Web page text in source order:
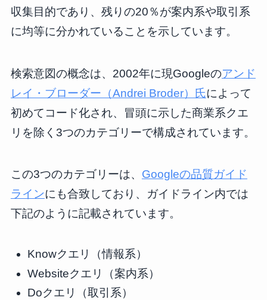
収集目的であり、残りの20％が案内系や取引系
に均等に分かれていることを示しています。
検索意図の概念は、2002年に現Googleのアンド
レイ・ブローダー（Andrei Broder）氏によって
初めてコード化され、冒頭に示した商業系クエ
リを除く3つのカテゴリーで構成されています。
この3つのカテゴリーは、 Googleの品質ガイド
ラインにも合致しており、ガイドライン内では
下記のように記載されています。
Knowクエリ（情報系）
Websiteクエリ（案内系）
Doクエリ（取引系）